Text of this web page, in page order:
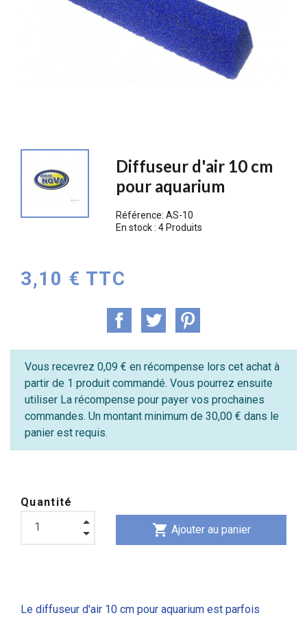
Diffuseur d'air 10 cm
pour aquarium
Référence:AS-10
En stock :4 Produits
3,10 € TTC
Vous recevrez 0,09 € en récompense lors cet achat à
partir de 1 produit commandé. Vous pourrez ensuite
utiliser La récompense pour payer vos prochaines
commandes. Un montant minimum de 30,00 € dans le
panier est requis.
Quantité
shopping_cart Ajouter au panier
Le diffuseur d'air 10 cm pour aquarium est parfois